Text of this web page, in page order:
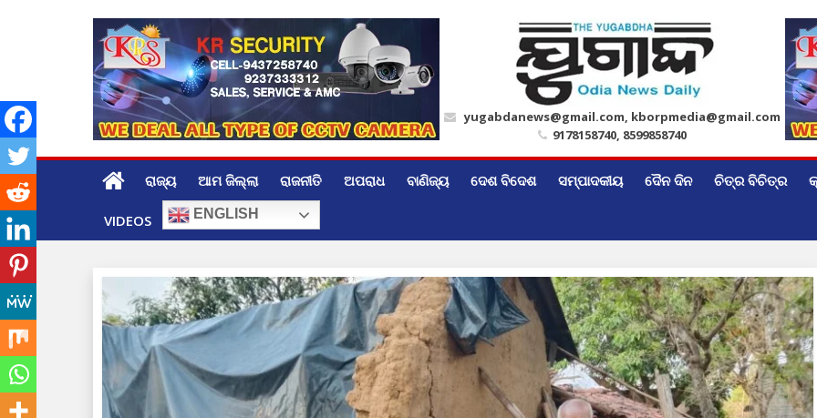
yugabdanews@gmail.com, kborpmedia@gmail.com
9178158740, 8599858740
ରାଜ୍ୟ ଆମ ଜିଲ୍ଲା ରାଜନୀତି ଅପରାଧ ବାଣିଜ୍ୟ ଦେଶ ବିଦେଶ ସମ୍ପାଦକୀୟ ଦୈନ ଦିନ ଚିତ୍ର ବିଚିତ୍ର
VIDEOS ENGLISH